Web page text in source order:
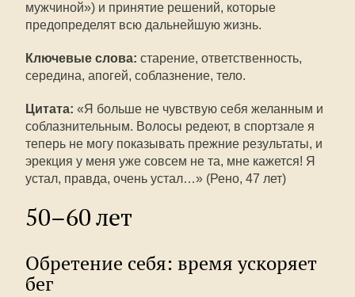
мужчиной») и принятие решений, которые
предопределят всю дальнейшую жизнь.
Ключевые слова: старение, ответственность,
середина, апогей, соблазнение, тело.
Цитата: «Я больше не чувствую себя желанным и
соблазнительным. Волосы редеют, в спортзале я
теперь не могу показывать прежние результаты, и
эрекция у меня уже совсем не та, мне кажется! Я
устал, правда, очень устал…» (Рено, 47 лет)
50–60 лет
Обретение себя: время ускоряет
бег